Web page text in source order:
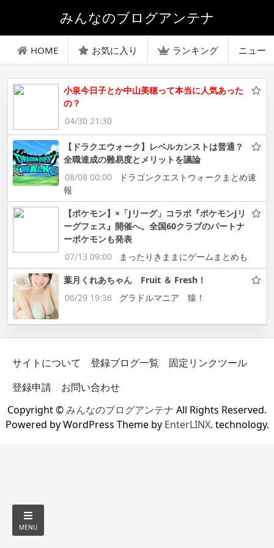
みんなのブログアンテナ
HOME お気に入り ランキング ニュー
小泉今日子とか中山美穂って本当に人気あった
の？
04/30 21:30
【ドラクエウォーク】レベルカンストは普通？
全職達成の難易度とメリットを議論
08/08 00:00
ドラゴンクエストウォークまとめ速
報
【ポケモン】×「Jリーグ」コラボ『ポケモンJリ
ーグフェス』開催へ。全国60クラブのパートナ
ーポケモンも発表
07/13 09:00
まったりきままにゲームまとめも
葉月くれあちゃん Fruit ＆ Fresh！
06/29 19:36
グラドルマニア 猿！
サイトについて 登録ブログ一覧
固定リンクツール
登録申請
お問い合わせ
Copyright ©みんなのブログアンテナ All Rights Reserved.
Powered by WordPress Theme by EnterLINX. technology.
MENU